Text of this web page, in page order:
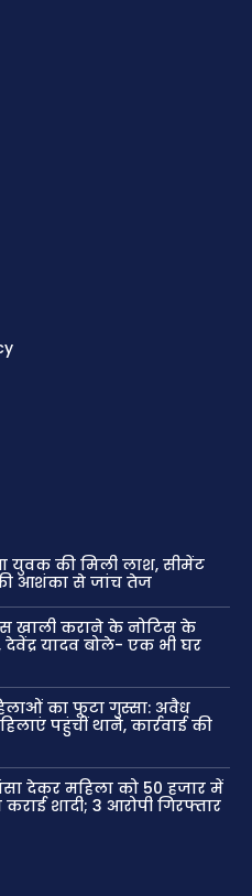
युवक की मिली लाश, सीमेंट
आशंका से जांच तेज
खाली कराने के नोटिस के
देवेंद्र यादव बोले- एक भी घर
का फूटा गुस्सा: अवैध
पहुंचीं थाने, कार्रवाई की
देकर महिला को 50 हजार में
शादी; 3 आरोपी गिरफ्तार